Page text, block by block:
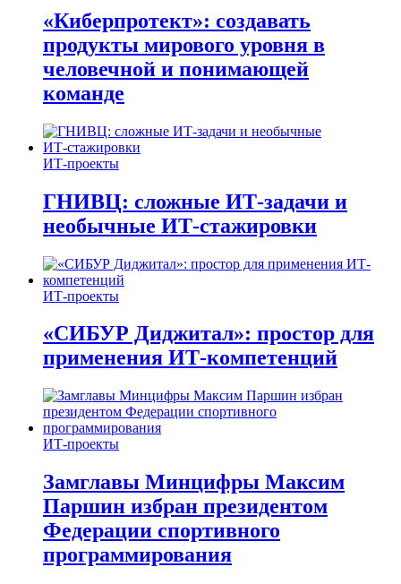
«Киберпротект»: создавать
продукты мирового уровня в
человечной и понимающей
команде
ИТ-проекты
ГНИВЦ: сложные ИТ‑задачи и
необычные ИТ‑стажировки
ИТ-проекты
«СИБУР Диджитал»: простор для
применения ИТ-компетенций
ИТ-проекты
Замглавы Минцифры Максим
Паршин избран президентом
Федерации спортивного
программирования